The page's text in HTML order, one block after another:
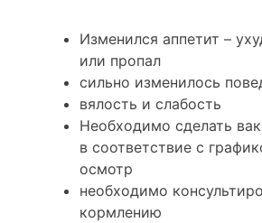
Изменился аппетит –
или пропал
сильно изменилось
вялость и слабость
Необходимо сделать
в соответствие с
осмотр
необходимо
кормлению